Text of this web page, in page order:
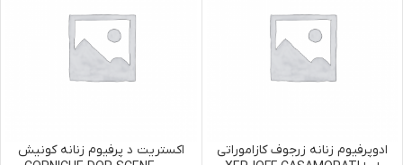
ادوپرفیوم زنانه زرجوف کازاموراتی
اکستریت د پرفیوم زنانه کونیش